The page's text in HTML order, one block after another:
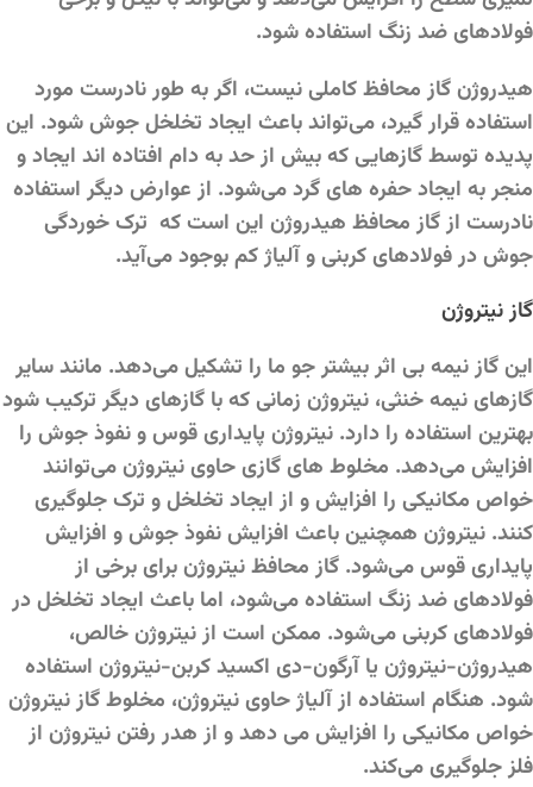
فولادهای ضد زنگ استفاده شود.
هیدروژن گاز محافظ کاملی نیست، اگر به طور نادرست مورد
استفاده قرار گیرد، می‌تواند باعث ایجاد تخلخل جوش شود. این
پدیده توسط گازهایی که بیش از حد به دام افتاده اند ایجاد و
منجر به ایجاد حفره های گرد می‌شود. از عوارض دیگر استفاده
نادرست از گاز محافظ هیدروژن این است که ترک خوردگی
جوش در فولادهای کربنی و آلیاژ کم بوجود می‌آید.
گاز نیتروژن
این گاز نیمه بی اثر بیشتر جو ما را تشکیل می‌دهد. مانند سایر
گازهای نیمه خنثی، نیتروژن زمانی که با گازهای دیگر ترکیب شود
بهترین استفاده را دارد. نیتروژن پایداری قوس و نفوذ جوش را
افزایش می‌دهد. مخلوط های گازی حاوی نیتروژن می‌توانند
خواص مکانیکی را افزایش و از ایجاد تخلخل و ترک جلوگیری
کنند. نیتروژن همچنین باعث افزایش نفوذ جوش و افزایش
پایداری قوس می‌شود. گاز محافظ نیتروژن برای برخی از
فولادهای ضد زنگ استفاده می‌شود، اما باعث ایجاد تخلخل در
فولادهای کربنی می‌شود. ممکن است از نیتروژن خالص،
هیدروژن-نیتروژن یا آرگون-دی اکسید کربن-نیتروژن استفاده
شود. هنگام استفاده از آلیاژ حاوی نیتروژن، مخلوط گاز نیتروژن
خواص مکانیکی را افزایش می دهد و از هدر رفتن نیتروژن از
فلز جلوگیری می‌کند.